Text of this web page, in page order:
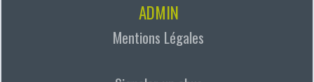
ADMIN
Mentions Légales